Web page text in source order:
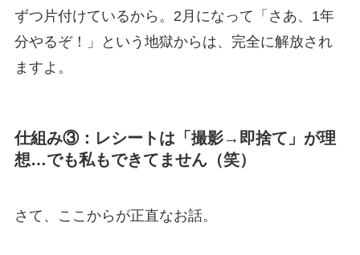
ずつ片付けているから。2月になって「さあ、1年
分やるぞ！」という地獄からは、完全に解放され
ますよ。
仕組み③：レシートは「撮影→即捨て」が理
想…でも私もできてません（笑）
さて、ここからが正直なお話。